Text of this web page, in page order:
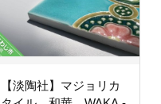
【淡陶社】マジョリカ